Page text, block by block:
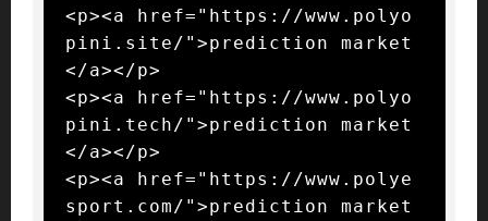
<p><a href="https://www.polyo
pini.site/">prediction market
</a></p>
<p><a href="https://www.polyo
pini.tech/">prediction market
</a></p>
<p><a href="https://www.polye
sport.com/">prediction market